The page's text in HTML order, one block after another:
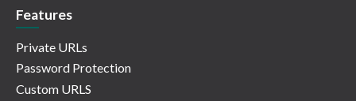
Features
Private URLs
Password Protection
Custom URLS